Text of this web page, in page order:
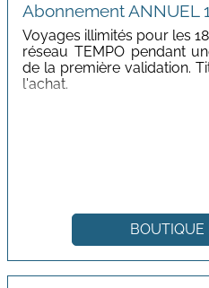
Abonnement ANNUEL
Voyages illimités pour les
réseau TEMPO pendant
de la première validation.
l'achat.
BOUTIQUE